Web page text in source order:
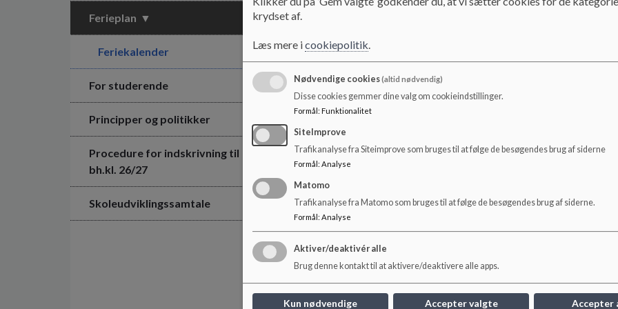
Ferieplan
Feriekalender
For studerende
Principper og politikker
Procedure for indskrivning til
bh.kl. 26/27
Skoleudviklingssamtale
Feriekalender 26_27.pdf
krydset af.
Læs mere icookiepolitik.
Nødvendige cookies(altid nødvendig)
Disse cookies gemmer dine valg om cookieindstillinger.
Formål : Funktionalitet
SiteImprove
Trafikanalyse fra Siteimprove som bruges til at følge de besøgendes brug af siderne
Formål : Analyse
Matomo
Trafikanalyse fra Matomo som bruges til at følge de besøgendes brug af siderne.
Formål: Analyse
Aktiver/deaktivér alle
Brug denne kontakt til at aktivere/deaktivere alle apps.
Kun nødvendige Accepter valgte Accepter